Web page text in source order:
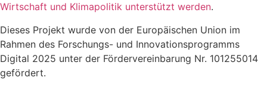
Wirtschaft und Klimapolitik unterstützt werden.
Dieses Projekt wurde von der Europäischen Union im
Rahmen des Forschungs- und Innovationsprogramms
Digital 2025 unter der Fördervereinbarung Nr. 101255014
gefördert.